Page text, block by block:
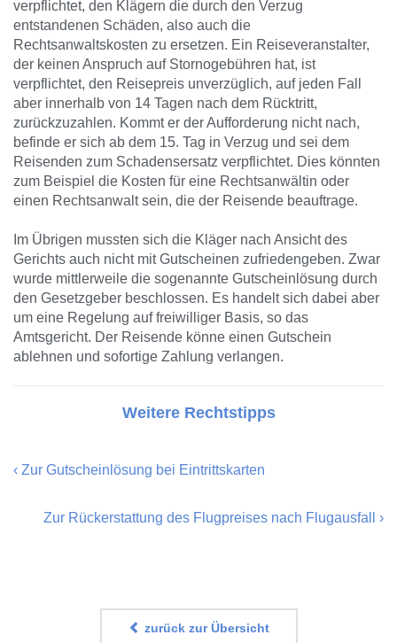
verpflichtet, den Klägern die durch den Verzug
entstandenen Schäden, also auch die
Rechtsanwaltskosten zu ersetzen. Ein Reiseveranstalter,
der keinen Anspruch auf Stornogebühren hat, ist
verpflichtet, den Reisepreis unverzüglich, auf jeden Fall
aber innerhalb von 14 Tagen nach dem Rücktritt,
zurückzuzahlen. Kommt er der Aufforderung nicht nach,
befinde er sich ab dem 15. Tag in Verzug und sei dem
Reisenden zum Schadensersatz verpflichtet. Dies könnten
zum Beispiel die Kosten für eine Rechtsanwältin oder
einen Rechtsanwalt sein, die der Reisende beauftrage.
Im Übrigen mussten sich die Kläger nach Ansicht des
Gerichts auch nicht mit Gutscheinen zufriedengeben. Zwar
wurde mittlerweile die sogenannte Gutscheinlösung durch
den Gesetzgeber beschlossen. Es handelt sich dabei aber
um eine Regelung auf freiwilliger Basis, so das
Amtsgericht. Der Reisende könne einen Gutschein
ablehnen und sofortige Zahlung verlangen.
Weitere Rechtstipps
‹ Zur Gutscheinlösung bei Eintrittskarten
Zur Rückerstattung des Flugpreises nach Flugausfall ›
zurück zur Übersicht